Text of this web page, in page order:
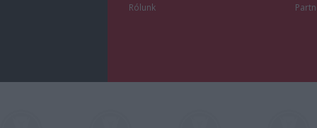
Rólunk